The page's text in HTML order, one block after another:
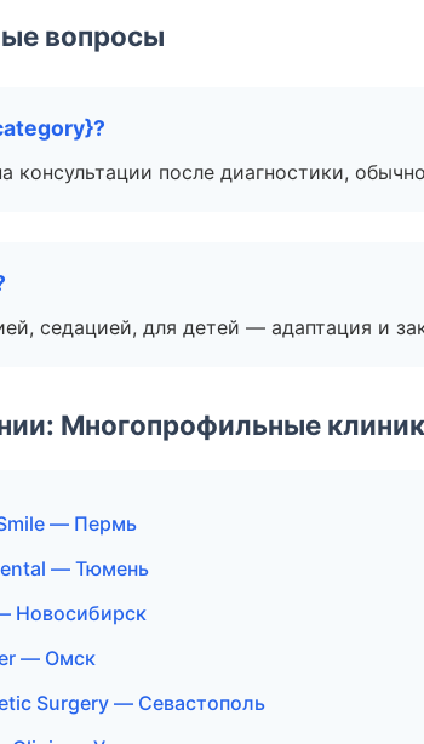
вопросы
консультации после диагностики,
седацией, для детей — адаптация и
Многопрофильные
— Пермь
— Тюмень
Новосибирск
— Омск
Surgery — Севастополь